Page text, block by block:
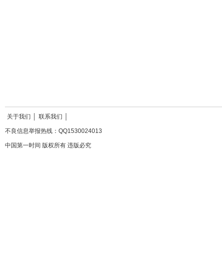
关于我们 联系我们
不良信息举报热线：QQ1530024013
中国第一时间 版权所有 违版必究